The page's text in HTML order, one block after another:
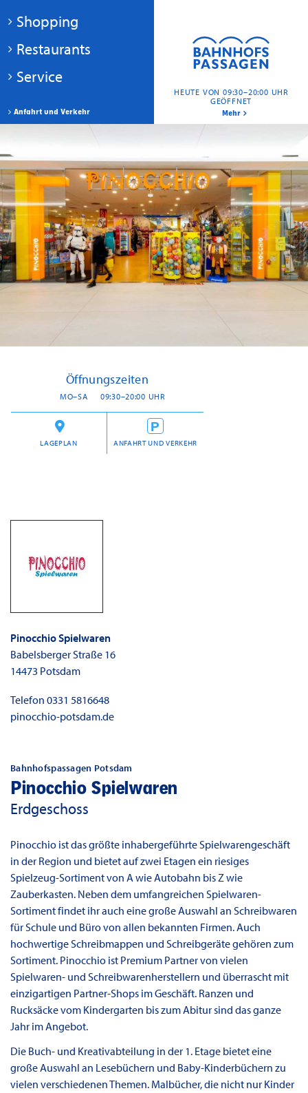
HEUTE VON 09:30–20:00 UHR
GEÖFFNET
Mehr
Anfahrt und Verkehr
Shopping
Restaurants
Service
Öffnungszeiten
MO–SA 09:30–20:00 UHR
LAGEPLAN ANFAHRT UND VERKEHR
Pinocchio Spielwaren
Babelsberger Straße 16
14473 Potsdam
Telefon 0331 5816648
pinocchio-potsdam.de
Bahnhofspassagen Potsdam
Pinocchio Spielwaren
Erdgeschoss
Pinocchio ist das größte inhabergeführte Spielwarengeschäft
in der Region und bietet auf zwei Etagen ein riesiges
Spielzeug-Sortiment von A wie Autobahn bis Z wie
Zauberkasten. Neben dem umfangreichen Spielwaren-
Sortiment findet ihr auch eine große Auswahl an Schreibwaren
für Schule und Büro von allen bekannten Firmen. Auch
hochwertige Schreibmappen und Schreibgeräte gehören zum
Sortiment. Pinocchio ist Premium Partner von vielen
Spielwaren- und Schreibwarenherstellern und überrascht mit
einzigartigen Partner-Shops im Geschäft. Ranzen und
Rucksäcke vom Kindergarten bis zum Abitur sind das ganze
Jahr im Angebot.
Die Buch- und Kreativabteilung in der 1. Etage bietet eine
große Auswahl an Lesebüchern und Baby-Kinderbüchern zu
vielen verschiedenen Themen. Malbücher, die nicht nur Kinder